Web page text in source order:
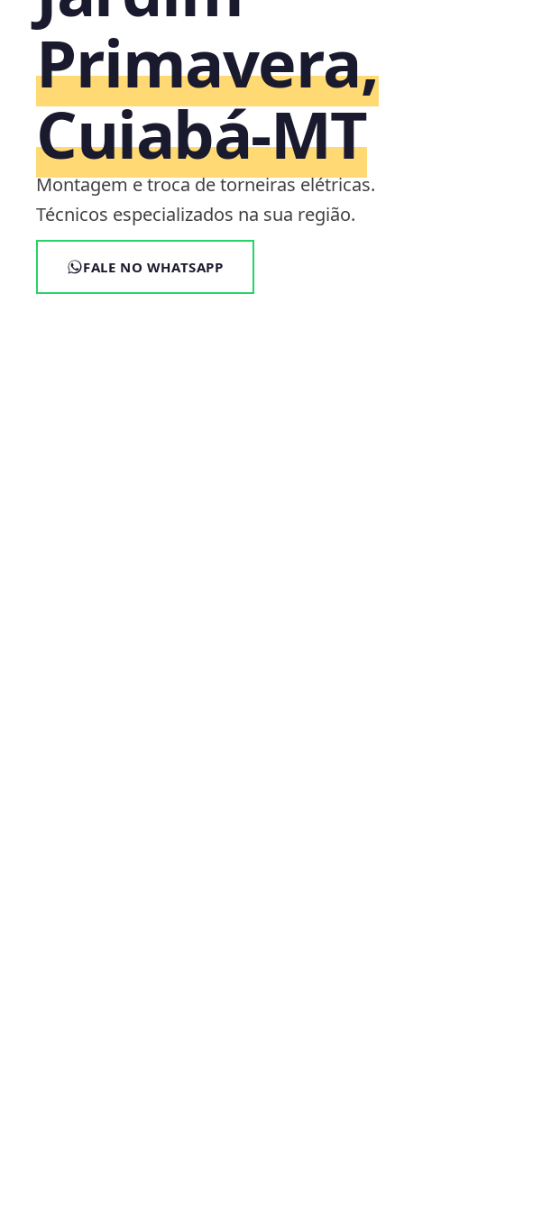
Primavera,
Cuiabá‑MT
Montagem e troca de torneiras elétricas.
Técnicos especializados na sua região.
FALE NO WHATSAPP